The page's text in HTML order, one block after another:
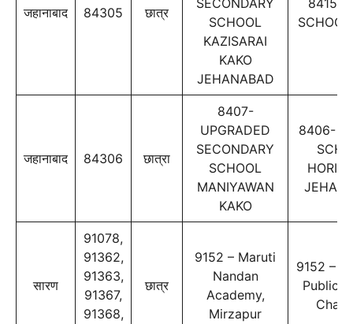
जहानाबाद 84305 छात्र
SECONDARY
SCHOOL
KAZISARAI
ΚΑΚΟ
JEHANABAD
8415-
जहानाबाद 84306 छात्रा
8407-
UPGRADED
SECONDARY
SCHOOL
MANIYAWAN
KAKO
8406-
सारण
91078,
91362,
91363,
91367,
91368,
छात्र
9152 – Maruti
Nandan
Academy,
Mirzapur
9152 –
Public